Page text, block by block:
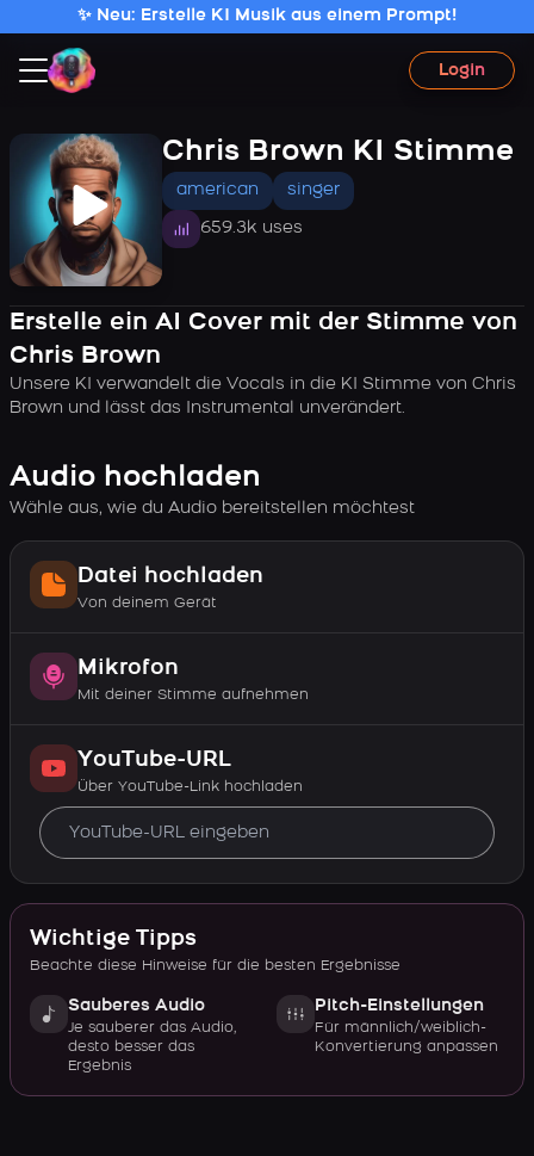
✨ Neu: Erstelle KI Musik aus einem Prompt!
Login
Chris Brown KI Stimme
american singer
659.3k uses
Erstelle ein AI Cover mit der Stimme von
Chris Brown
Unsere KI verwandelt die Vocals in die KI Stimme von Chris
Brown und lässt das Instrumental unverändert.
Audio hochladen
Wähle aus, wie du Audio bereitstellen möchtest
Datei hochladen
Von deinem Gerät
Mikrofon
Mit deiner Stimme aufnehmen
YouTube-URL
Über YouTube-Link hochladen
Wichtige Tipps
Beachte diese Hinweise für die besten Ergebnisse
Sauberes Audio
Je sauberer das Audio,
desto besser das
Ergebnis
Pitch-Einstellungen
Für männlich/weiblich-
Konvertierung anpassen